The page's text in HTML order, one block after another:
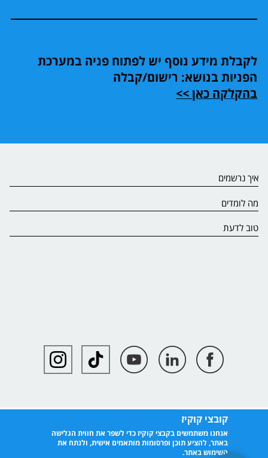
קובצי קוקיז
אנחנו משתמשים בקבצי קוקיז כדי לשפר את חווית הגלישה
באתר, להציע תוכן ופרסומות מותאמים אישית, ולנתח את
השימוש באתר.
לקבלת מידע נוסף יש לפתוח פניה במערכת
הפניות בנושא: רישום/קבלה
בהקלקה כאן >>
איך נרשמים
מה לומדים
טוב לדעת